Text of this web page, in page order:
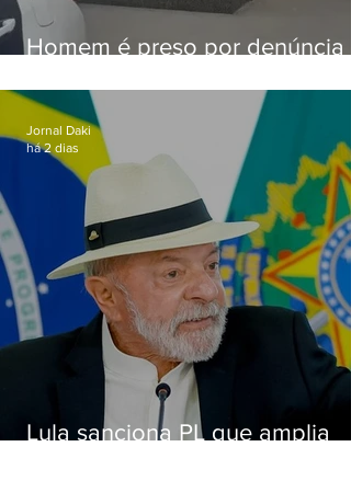
Homem é preso por denúncia
Alcântara
Lula sanciona PL que amplia
Jornal Daki
há 2 dias